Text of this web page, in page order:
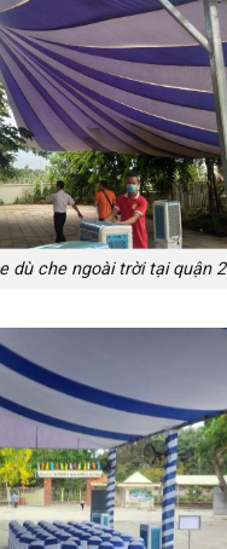
dù che ngoài trời tại quận 2